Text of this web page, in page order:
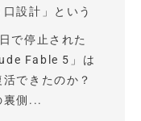
口設計」という
で停止された
Fable 5」は
活できたのか？
裏側...